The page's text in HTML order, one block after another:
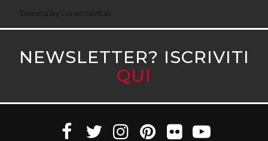
Tweets by LorenzaVitali
NEWSLETTER? ISCRIVITI
QUI